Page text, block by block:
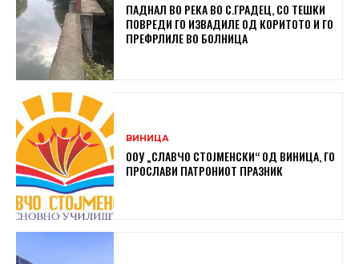
ПАДНАЛ ВО РЕКА ВО С.ГРАДЕЦ, СО ТЕШКИ
ПОВРЕДИ ГО ИЗВАДИЛЕ ОД КОРИТОТО И ГО
ПРЕФРЛИЛЕ ВО БОЛНИЦА
ВИНИЦА
ООУ „СЛАВЧО СТОЈМЕНСКИ“ ОД ВИНИЦА, ГО
ПРОСЛАВИ ПАТРОНИОТ ПРАЗНИК